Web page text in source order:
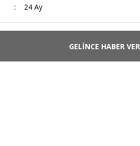
24 Ay
GELİNCE HABER VER